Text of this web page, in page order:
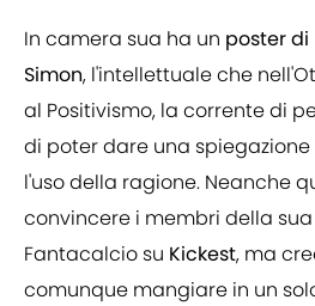
In camera sua ha un poster di
Simon, l'intellettuale che
al Positivismo, la corrente di
di poter dare una
l'uso della ragione. Neanche
convincere i membri della
Fantacalcio su Kickest, ma
comunque mangiare in un